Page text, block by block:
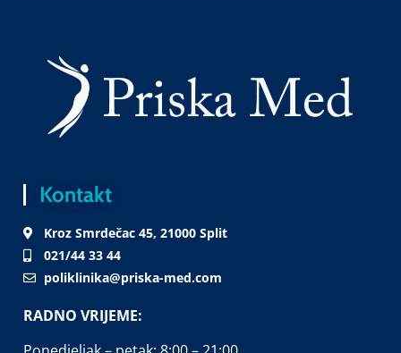
Kontakt
Kroz Smrdečac 45, 21000 Split
021/44 33 44
poliklinika@priska-med.com
RADNO VRIJEME: